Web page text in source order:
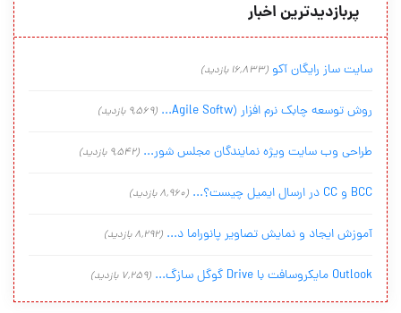
پربازدیدترین اخبار
سایت ساز رایگان آکو (16,833 بازدید)
روش توسعه چابک نرم افزار (Agile Softw... (9,569 بازدید)
طراحی وب سایت ویژه نمایندگان مجلس شور... (9,542 بازدید)
BCC و CC در ارسال ایمیل چیست؟... (8,960 بازدید)
آموزش ایجاد و نمایش تصاویر پانوراما د... (8,292 بازدید)
Outlook مایکروسافت با Drive گوگل سازگ... (7,259 بازدید)